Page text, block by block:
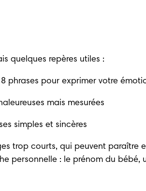
quelques repères utiles :
phrases pour exprimer votre
mais mesurées
simples et sincères
trop courts, qui peuvent
personnelle : le prénom du bébé,